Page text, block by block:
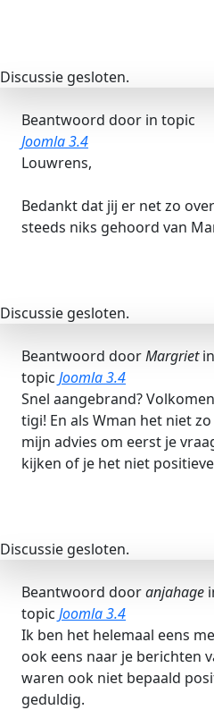
Discussie gesloten.
Beantwoord door in topic
Joomla 3.4
Louwrens,
Bedankt dat jij er net zo
steeds niks gehoord van
Discussie gesloten.
Beantwoord doorMargrietin
topic Joomla 3.4
Snel aangebrand?
tigi! En als Wman het niet
mijn advies om eerst je
kijken of je het niet
Discussie gesloten.
Beantwoord dooranjahage
topic Joomla 3.4
Ik ben het helemaal eens
ook eens naar je berichten
waren ook niet bepaald
geduldig.